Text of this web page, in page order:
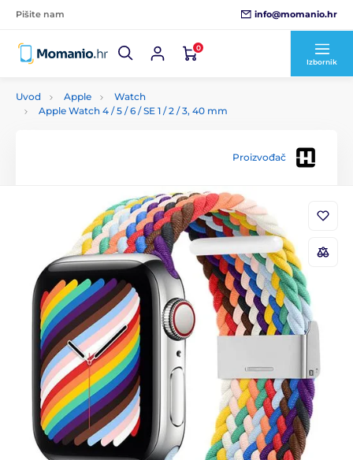
Pišite nam info@momanio.hr
0
Izbornik
Uvod Apple
Watch
Apple Watch 4 / 5 / 6 / SE 1 / 2 / 3, 40 mm
Proizvođač